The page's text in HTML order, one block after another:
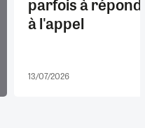
parfois à
à l'appel
13/07/2026